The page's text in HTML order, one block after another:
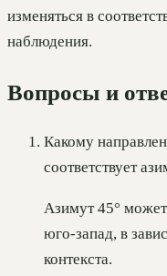
изменяться в
наблюдения.
Вопросы и
Какому
соответствует
Азимут 45° может
юго-запад, в
контекста.